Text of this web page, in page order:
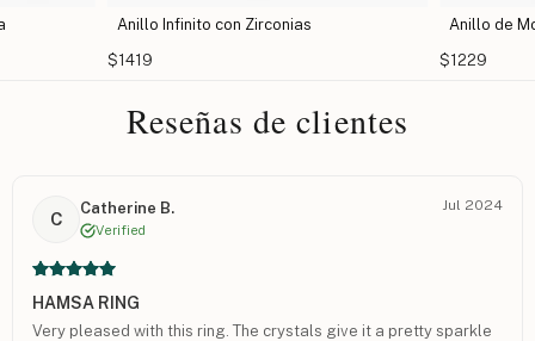
Anillo Infinito con Zirconias
$1419
Anillo de
$1229
Reseñas de clientes
C
Catherine B.
Verified
Jul 2024
HAMSA RING
Very pleased with this ring. The crystals give it a pretty sparkle